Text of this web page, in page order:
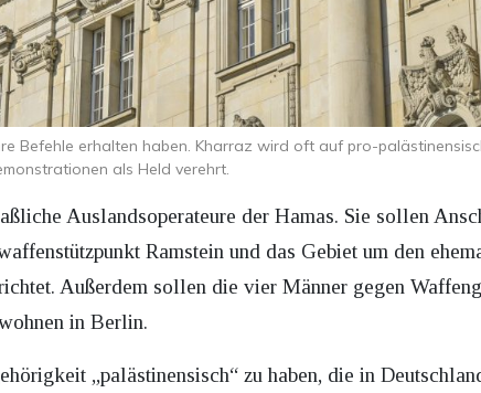
Befehle erhalten haben. Kharraz wird oft auf pro-
als Held verehrt.
Auslandsoperateure der Hamas. Sie sollen
Ramstein und das Gebiet um den
Außerdem sollen die vier Männer gegen
in Berlin.
„palästinensisch“ zu haben, die in